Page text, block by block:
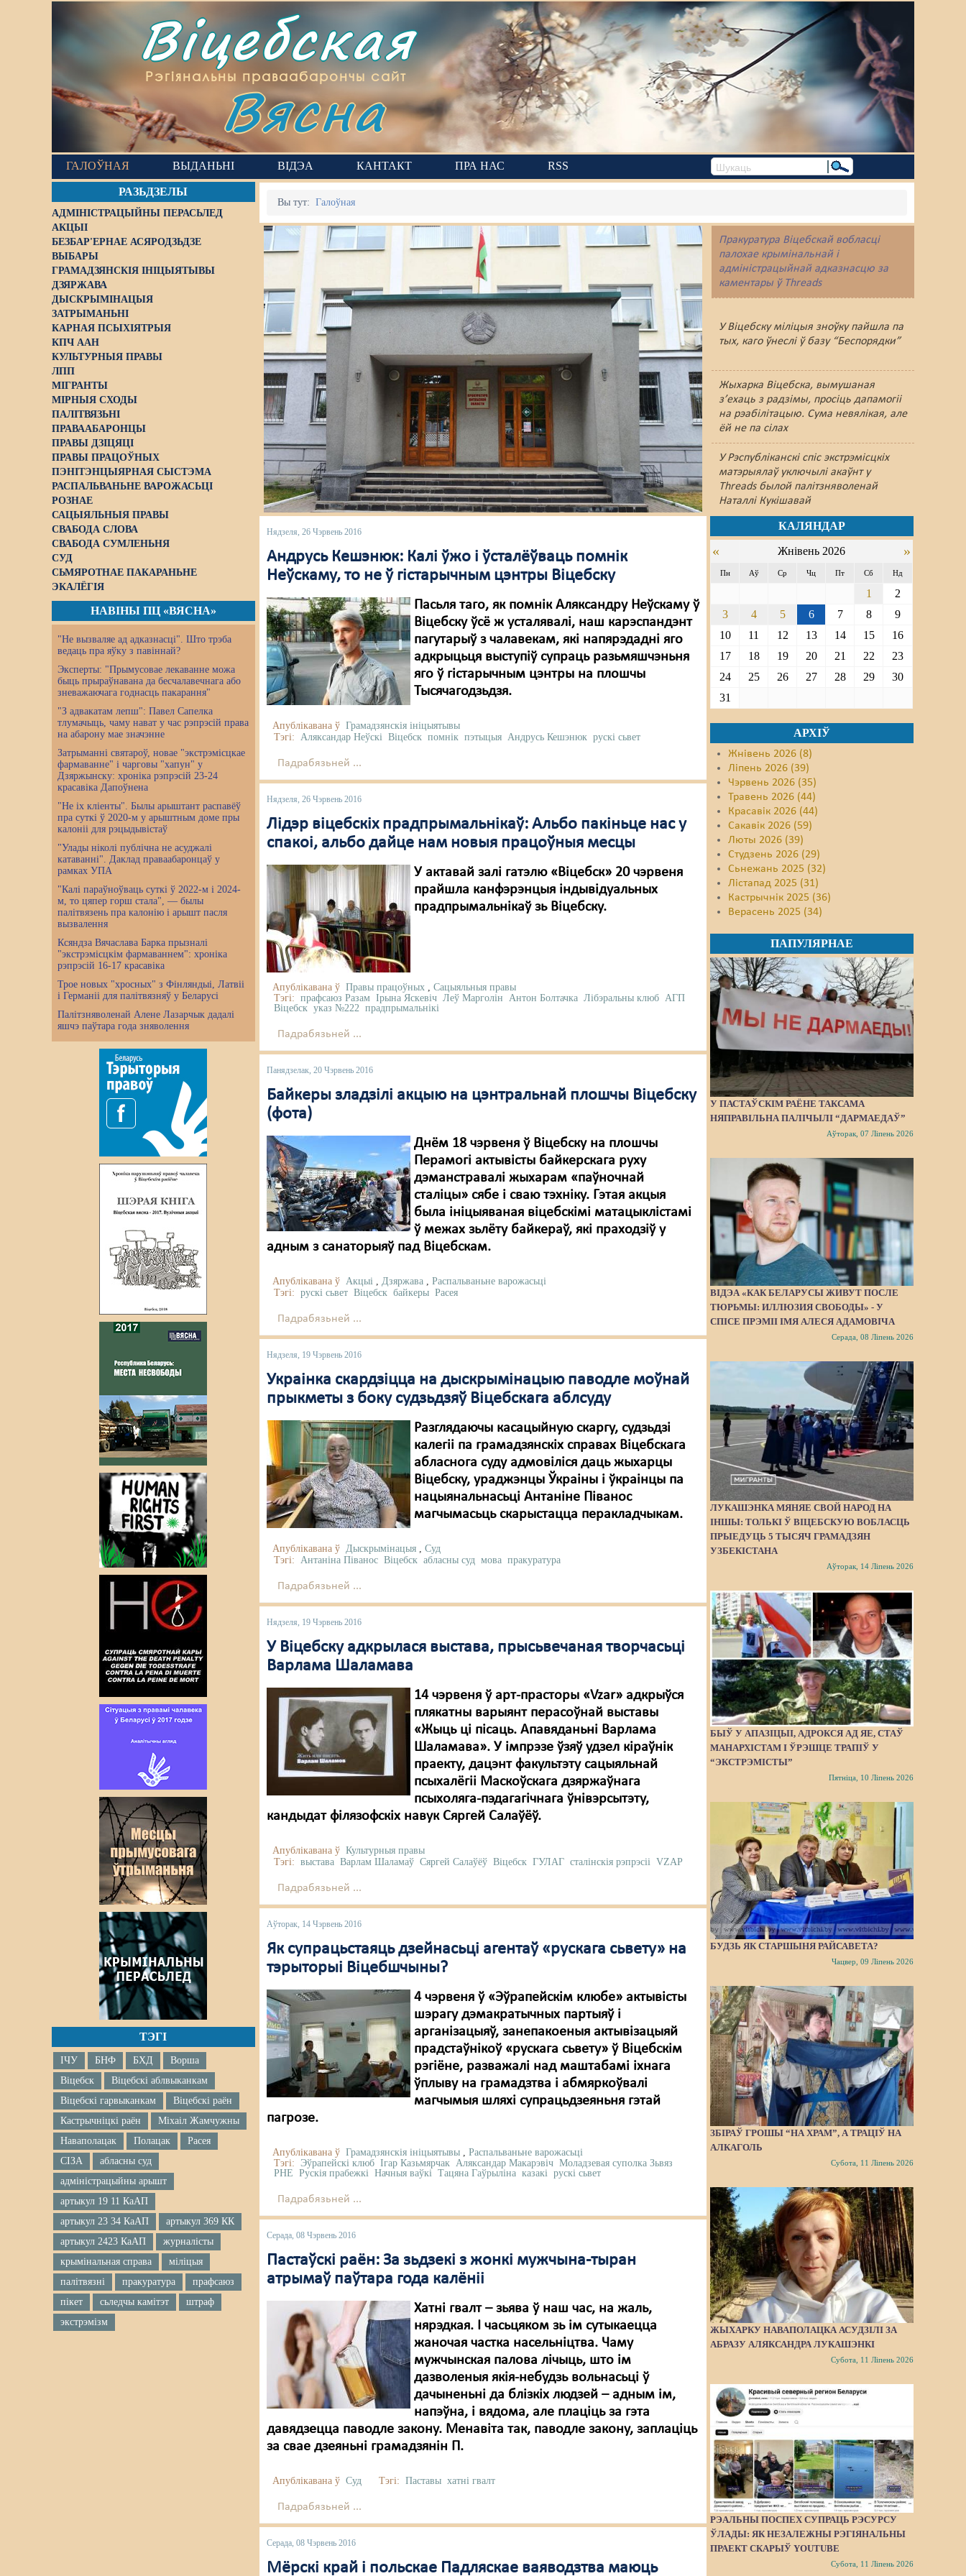
Віцебская
Рэгіянальны праваабарончы сайт
Вясна
ГАЛОЎНАЯ ВЫДАНЬНІ ВІДЭА КАНТАКТ ПРА НАС RSS
РАЗЬДЗЕЛЫ
АДМІНІСТРАЦЫЙНЫ ПЕРАСЬЛЕД
АКЦЫІ
БЕЗБАР'ЕРНАЕ АСЯРОДЗЬДЗЕ
ВЫБАРЫ
ГРАМАДЗЯНСКІЯ ІНІЦЫЯТЫВЫ
ДЗЯРЖАВА
ДЫСКРЫМІНАЦЫЯ
ЗАТРЫМАНЬНІ
КАРНАЯ ПСЫХІЯТРЫЯ
КПЧ ААН
КУЛЬТУРНЫЯ ПРАВЫ
ЛПП
МІГРАНТЫ
МІРНЫЯ СХОДЫ
ПАЛІТВЯЗЬНІ
ПРАВААБАРОНЦЫ
ПРАВЫ ДЗІЦЯЦІ
ПРАВЫ ПРАЦОЎНЫХ
ПЭНІТЭНЦЫЯРНАЯ СЫСТЭМА
РАСПАЛЬВАНЬНЕ ВАРОЖАСЬЦІ
РОЗНАЕ
САЦЫЯЛЬНЫЯ ПРАВЫ
СВАБОДА СЛОВА
СВАБОДА СУМЛЕНЬНЯ
СУД
СЬМЯРОТНАЕ ПАКАРАНЬНЕ
ЭКАЛЁГІЯ
НАВІНЫ ПЦ «ВЯСНА»
"Не вызваляе ад адказнасці". Што трэба
ведаць пра яўку з павіннай?
Эксперты: "Прымусовае лекаванне можа
быць прыраўнавана да бесчалавечнага або
зневажаючага годнасць пакарання"
"З адвакатам лепш": Павел Сапелка
тлумачыць, чаму нават у час рэпрэсій права
на абарону мае значэнне
Затрыманні святароў, новае "экстрэмісцкае
фармаванне" і чарговы "хапун" у
Дзяржынску: хроніка рэпрэсій 23-24
красавіка Дапоўнена
"Не іх кліенты". Былы арыштант распавёў
пра суткі ў 2020-м у арыштным доме пры
калоніі для рэцыдывістаў
"Улады ніколі публічна не асуджалі
катаванні". Даклад праваабаронцаў у
рамках УПА
"Калі параўноўваць суткі ў 2022-м і 2024-
м, то цяпер горш стала", — былы
палітвязень пра калонію і арышт пасля
вызвалення
Ксяндза Вячаслава Барка прызналі
"экстрэмісцкім фармаваннем": хроніка
рэпрэсій 16-17 красавіка
Трое новых "хросных" з Фінляндыі, Латвіі
і Германіі для палітвязняў у Беларусі
Палітзняволенай Алене Лазарчык дадалі
яшчэ паўтара года зняволення
ТЭГІ
ІЧУ БНФ БХД
Ворша
Віцебск
Віцебскі аблвыканкам
Віцебскі гарвыканкам
Віцебскі раён
Кастрычніцкі раён
Міхаіл Жамчужны
Наваполацак
Полацак
Расея
СІЗА
абласны суд
адміністрацыйны арышт
артыкул 19 11 КаАП
артыкул 23 34 КаАП
артыкул 369 КК
артыкул 2423 КаАП
журналісты
крымінальная справа
міліцыя
палітвязні
пракуратура
прафсаюз
пікет
сьледчы камітэт
штраф
экстрэмізм
Вы тут:Галоўная
Пракуратура Віцебскай вобласці
палохае крымінальнай і
адміністрацыйнай адказнасцю за
каментары ў Threads
У Віцебску міліцыя зноўку пайшлa па
тых, каго ўнеслі ў базу “Беспорядки”
Жыхарка Віцебска, вымушаная
з’ехаць з радзімы, просіць дапамогіі
на рэабілітацыю. Сума невялікая, але
ёй не па сілах
У Рэспубліканскі спіс экстрэмісцкіх
матэрыялаў уключылі акаўнт у
Threads былой палітзняволенай
Наталлі Кукішавай
Нядзеля, 26 Чэрвень 2016
Андрусь Кешэнюк: Калі ўжо і ўсталёўваць помнік
Неўскаму, то не ў гістарычным цэнтры Віцебску
Пасьля таго, як помнік Аляксандру Неўскаму ў
Віцебску ўсё ж усталявалі, наш карэспандэнт
пагутарыў з чалавекам, які напярэдадні яго
адкрыцьця выступіў супраць разьмяшчэньня
яго ў гістарычным цэнтры на плошчы
Тысячагодзьдзя.
Апублікавана ў Грамадзянскія ініцыятывы
Тэгі:
Аляксандар Неўскі Віцебск помнік пэтыцыя Андрусь Кешэнюк рускі сьвет
Падрабязьней ...
Нядзеля, 26 Чэрвень 2016
Лідэр віцебскіх прадпрымальнікаў: Альбо пакіньце нас у
спакоі, альбо дайце нам новыя працоўныя месцы
У актавай залі гатэлю «Віцебск» 20 чэрвеня
прайшла канфэрэнцыя індывідуальных
прадпрымальнікаў зь Віцебску.
Апублікавана ў Правы працоўных ,Сацыяльныя правы
Тэгі:
прафсаюз Разам Ірына Яскевіч Леў Марголін Антон Болтачка Лібэральны клюб АГП
Віцебск указ №222 прадпрымальнікі
Падрабязьней ...
Панядзелак, 20 Чэрвень 2016
Байкеры зладзілі акцыю на цэнтральнай плошчы Віцебску
(фота)
Днём 18 чэрвеня ў Віцебску на плошчы
Перамогі актывісты байкерскага руху
дэманстравалі жыхарам «паўночнай
сталіцы» сябе і сваю тэхніку. Гэтая акцыя
была ініцыяваная віцебскімі матацыклістамі
ў межах зьлёту байкераў, які праходзіў у
адным з санаторыяў пад Віцебскам.
Апублікавана ў Акцыі ,Дзяржава ,Распальваньне варожасьці
Тэгі:
рускі сьвет Віцебск байкеры Расея
Падрабязьней ...
Нядзеля, 19 Чэрвень 2016
Украінка скардзіцца на дыскрымінацыю паводле моўнай
прыкметы з боку судзьдзяў Віцебскага аблсуду
Разглядаючы касацыйную скаргу, судзьдзі
калегіі па грамадзянскіх справах Віцебскага
абласнога суду адмовіліся даць жыхарцы
Віцебску, ураджэнцы Ўкраіны і ўкраінцы па
нацыянальнасьці Антаніне Піванос
магчымасьць скарыстацца перакладчыкам.
Апублікавана ў Дыскрымінацыя ,Суд
Тэгі:
Антаніна Піванос Віцебск абласны суд мова пракуратура
Падрабязьней ...
Нядзеля, 19 Чэрвень 2016
У Віцебску адкрылася выстава, прысьвечаная творчасьці
Варлама Шаламава
14 чэрвеня ў арт-прасторы «Vzar» адкрыўся
плякатны варыянт перасоўнай выставы
«Жыць ці пісаць. Апавяданьні Варлама
Шаламава». У імпрэзе ўзяў удзел кіраўнік
праекту, дацэнт факультэту сацыяльнай
псыхалёгіі Маскоўскага дзяржаўнага
псыхоляга-пэдагагічнага ўнівэрсытэту,
кандыдат філязофскіх навук Сяргей Салаўёў.
Апублікавана ў Культурныя правы
Тэгі:
выстава Варлам Шаламаў Сяргей Салаўёў Віцебск ГУЛАГ сталінскія рэпрэсіі VZAP
Падрабязьней ...
Аўторак, 14 Чэрвень 2016
Як супрацьстаяць дзейнасьці агентаў «рускага сьвету» на
тэрыторыі Віцебшчыны?
4 чэрвеня ў «Эўрапейскім клюбе» актывісты
шэрагу дэмакратычных партыяў і
арганізацыяў, занепакоеныя актывізацыяй
прадстаўнікоў «рускага сьвету» ў Віцебскім
рэгіёне, разважалі над маштабамі іхнага
ўплыву на грамадзтва і абмяркоўвалі
магчымыя шляхі супрацьдзеяньня гэтай
пагрозе.
Апублікавана ў Грамадзянскія ініцыятывы ,Распальваньне варожасьці
Тэгі:
Эўрапейскі клюб Ігар Казьмярчак Аляксандар Макарэвіч Моладзевая суполка Зьвяз
РНЕ
Рускія прабежкі Начныя ваўкі Тацяна Гаўрыліна казакі рускі сьвет
Падрабязьней ...
Серада, 08 Чэрвень 2016
Пастаўскі раён: За зьдзекі з жонкі мужчына-тыран
атрымаў паўтара года калёніі
Хатні гвалт – зьява ў наш час, на жаль,
нярэдкая. І часьцяком зь ім сутыкаецца
жаночая частка насельніцтва. Чаму
мужчынская палова лічыць, што ім
дазволеныя якія-небудзь вольнасьці ў
дачыненьні да блізкіх людзей – адным ім,
напэўна, і вядома, але плаціць за гэта
давядзецца паводле закону. Менавіта так, паводле закону, заплаціць
за свае дзеяньні грамадзянін П.
Апублікавана ў Суд Тэгі: Паставы хатні гвалт
Падрабязьней ...
Серада, 08 Чэрвень 2016
Мёрскі край і польскае Падляскае ваяводзтва маюць
КАЛЯНДАР
« Жнівень 2026 »
Пн Аў Ср Чц Пт Сб Нд
1
2
3
4 5 6 7 8
9
10
11 12 13 14 15
16
17
18 19 20 21 22
23
24
25 26 27 28 29
30
31
АРХІЎ
Жнівень 2026 (8)
Ліпень 2026 (39)
Чэрвень 2026 (35)
Травень 2026 (44)
Красавік 2026 (44)
Сакавік 2026 (59)
Люты 2026 (39)
Студзень 2026 (29)
Сьнежань 2025 (32)
Лістапад 2025 (31)
Кастрычнік 2025 (36)
Верасень 2025 (34)
ПАПУЛЯРНАЕ
У ПАСТАЎСКІМ РАЁНЕ ТАКСАМА
НЯПРАВІЛЬНА ПАЛІЧЫЛІ “ДАРМАЕДАЎ”
Аўторак, 07 Ліпень 2026
ВІДЭА «КАК БЕЛАРУСЫ ЖИВУТ ПОСЛЕ
ТЮРЬМЫ: ИЛЛЮЗИЯ СВОБОДЫ» - У
СПІСЕ ПРЭМІІ ІМЯ АЛЕСЯ АДАМОВІЧА
Серада, 08 Ліпень 2026
ЛУКАШЭНКА МЯНЯЕ СВОЙ НАРОД НА
ІНШЫ: ТОЛЬКІ Ў ВІЦЕБСКУЮ ВОБЛАСЦЬ
ПРЫЕДУЦЬ 5 ТЫСЯЧ ГРАМАДЗЯН
УЗБЕКІСТАНА
Аўторак, 14 Ліпень 2026
БЫЎ У АПАЗІЦЫІ, АДРОКСЯ АД ЯЕ, СТАЎ
МАНАРХІСТАМ І ЎРЭШЦЕ ТРАПІЎ У
“ЭКСТРЭМІСТЫ”
Пятніца, 10 Ліпень 2026
БУДЗЬ ЯК СТАРШЫНЯ РАЙСАВЕТА?
Чацвер, 09 Ліпень 2026
ЗБІРАЎ ГРОШЫ “НА ХРАМ”, А ТРАЦІЎ НА
АЛКАГОЛЬ
Субота, 11 Ліпень 2026
ЖЫХАРКУ НАВАПОЛАЦКА АСУДЗІЛІ ЗА
АБРАЗУ АЛЯКСАНДРА ЛУКАШЭНКІ
Субота, 11 Ліпень 2026
РЭАЛЬНЫ ПОСПЕХ СУПРАЦЬ РЭСУРСУ
ЎЛАДЫ: ЯК НЕЗАЛЕЖНЫ РЭГІЯНАЛЬНЫ
ПРАЕКТ СКАРЫЎ YOUTUBE
Субота, 11 Ліпень 2026